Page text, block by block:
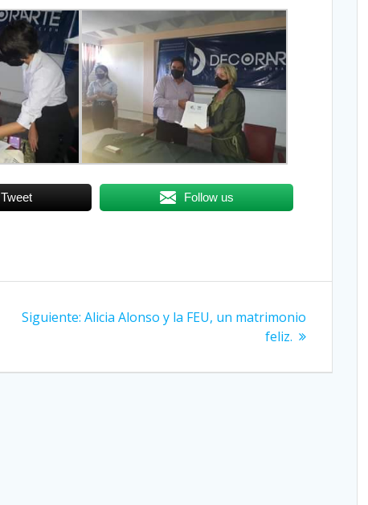
Tweet Follow us
Siguiente: Siguiente
Alicia Alonso y la FEU, un matrimonio
feliz.